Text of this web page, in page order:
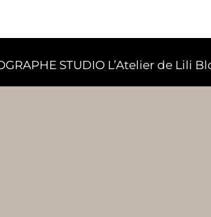
STUDIO L’Atelier de Lili